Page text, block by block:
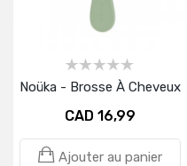
Noüka - Brosse À Cheveux
CAD 16,99
Ajouter au panier